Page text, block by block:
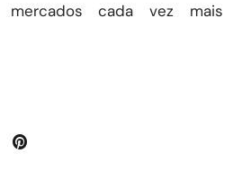
mercados cada vez mais